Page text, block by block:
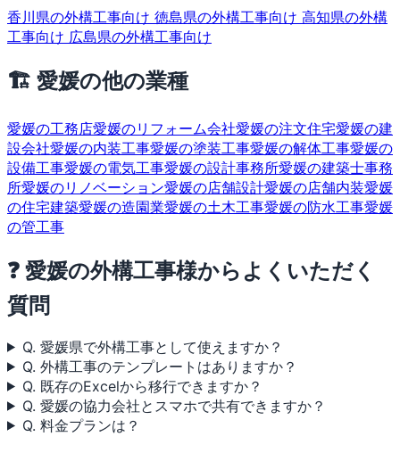
香川県の外構工事向け 徳島県の外構工事向け 高知県の外構
工事向け 広島県の外構工事向け
🏗 愛媛の他の業種
愛媛の工務店愛媛のリフォーム会社愛媛の注文住宅愛媛の建
設会社愛媛の内装工事愛媛の塗装工事愛媛の解体工事愛媛の
設備工事愛媛の電気工事愛媛の設計事務所愛媛の建築士事務
所愛媛のリノベーション愛媛の店舗設計愛媛の店舗内装愛媛
の住宅建築愛媛の造園業愛媛の土木工事愛媛の防水工事愛媛
の管工事
❓ 愛媛の外構工事様からよくいただく
質問
Q. 愛媛県で外構工事として使えますか？
Q. 外構工事のテンプレートはありますか？
Q. 既存のExcelから移行できますか？
Q. 愛媛の協力会社とスマホで共有できますか？
Q. 料金プランは？